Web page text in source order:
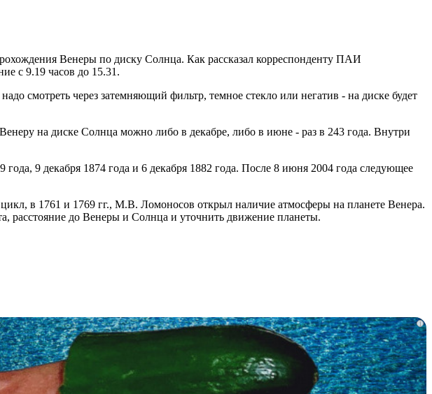
Венеры по диску Солнца. Как рассказал корреспонденту ПАИ
с 9.19 часов до 15.31.
смотреть через затемняющий фильтр, темное стекло или негатив - на диске будет
на диске Солнца можно либо в декабре, либо в июне - раз в 243 года. Внутри
9 декабря 1874 года и 6 декабря 1882 года. После 8 июня 2004 года следующее
в 1761 и 1769 гг., М.В. Ломоносов открыл наличие атмосферы на планете Венера.
расстояние до Венеры и Солнца и уточнить движение планеты.
i